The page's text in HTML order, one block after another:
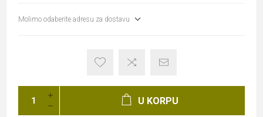
Molimo odaberite adresu za dostavu
U KORPU